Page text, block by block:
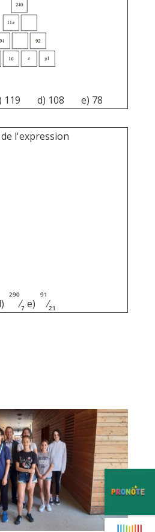
119 d) 108 e) 78
l'expression
290
⁄7e)
91
⁄21